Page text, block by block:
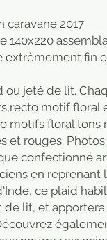
2017
140x220
extrèmement fin
ou jeté de lit.
motif floral
motifs floral tons
et rouges.
confectionné
en reprenant
ce plaid
lit, et